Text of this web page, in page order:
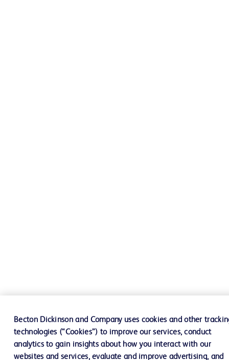
Becton Dickinson and Company uses cookies and other
technologies (“Cookies”) to improve our services, conduct
analytics to gain insights about how you interact with our
websites and services, evaluate and improve advertising, and